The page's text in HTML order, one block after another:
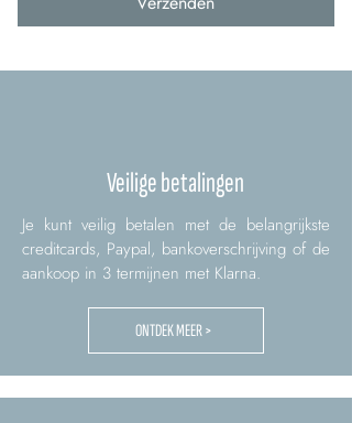
Veilige betalingen
Je kunt veilig betalen met de belangrijkste
creditcards, Paypal, bankoverschrijving of de
aankoop in 3 termijnen met Klarna.
ONTDEK MEER >